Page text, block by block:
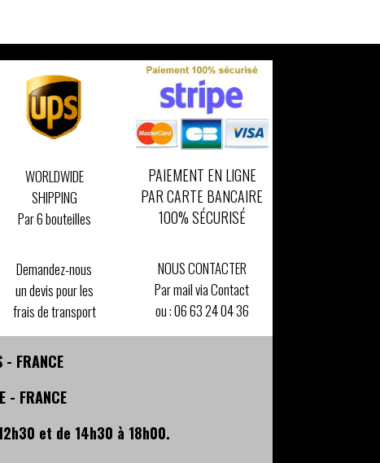
WORLDWIDE
SHIPPING
Par 6 bouteilles
Demandez-nous
un devis pour les
frais de transport
PAIEMENT EN LIGNE
PAR CARTE BANCAIRE
100% SÉCURISÉ
NOUS CONTACTER
Par mail via Contact
ou :06 63 24 04 36
FRANCE
FRANCE
et de 14h30 à 18h00.